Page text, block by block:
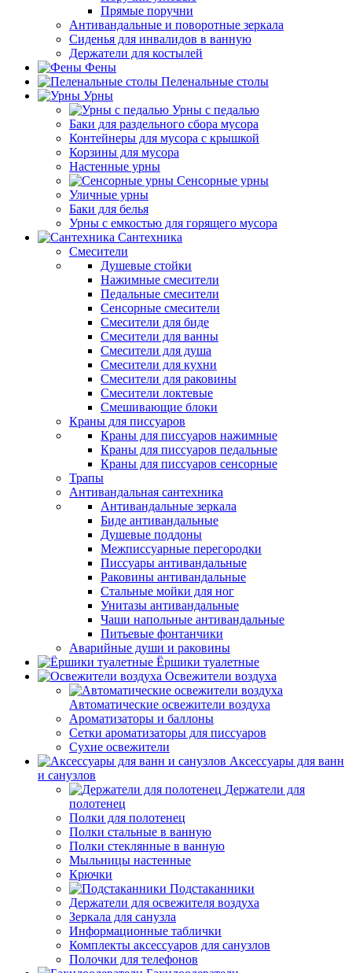
Прямые поручни
Антивандальные и поворотные зеркала
Сиденья для инвалидов в ванную
Держатели для костылей
Фены
Пеленальные столы
Урны
Урны с педалью
Баки для раздельного сбора мусора
Контейнеры для мусора с крышкой
Корзины для мусора
Настенные урны
Сенсорные урны
Уличные урны
Баки для белья
Урны с емкостью для горящего мусора
Сантехника
Смесители
Душевые стойки
Нажимные смесители
Педальные смесители
Сенсорные смесители
Смесители для биде
Смесители для ванны
Смесители для душа
Смесители для кухни
Смесители для раковины
Смесители локтевые
Смешивающие блоки
Краны для писсуаров
Краны для писсуаров нажимные
Краны для писсуаров педальные
Краны для писсуаров сенсорные
Трапы
Антивандальная сантехника
Антивандальные зеркала
Биде антивандальные
Душевые поддоны
Межписсуарные перегородки
Писсуары антивандальные
Раковины антивандальные
Стальные мойки для ног
Унитазы антивандальные
Чаши напольные антивандальные
Питьевые фонтанчики
Аварийные души и раковины
Ёршики туалетные
Освежители воздуха
Автоматические освежители воздуха
Ароматизаторы и баллоны
Сетки ароматизаторы для писсуаров
Сухие освежители
Аксессуары для ванн
и санузлов
Держатели для
полотенец
Полки для полотенец
Полки стальные в ванную
Полки стеклянные в ванную
Мыльницы настенные
Крючки
Подстаканники
Держатели для освежителя воздуха
Зеркала для санузла
Информационные таблички
Комплекты аксессуаров для санузлов
Полочки для телефонов